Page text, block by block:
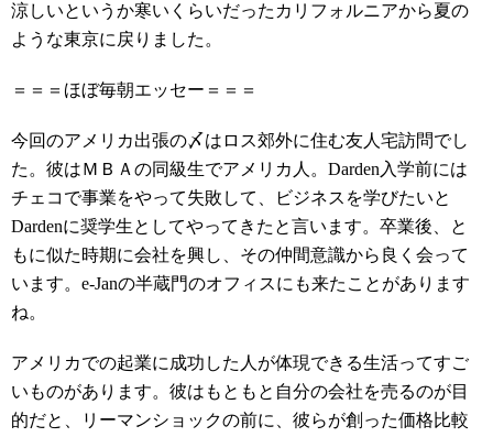
涼しいというか寒いくらいだったカリフォルニアから夏の
ような東京に戻りました。
＝＝＝ほぼ毎朝エッセー＝＝＝
今回のアメリカ出張の〆はロス郊外に住む友人宅訪問でし
た。彼はＭＢＡの同級生でアメリカ人。Darden入学前には
チェコで事業をやって失敗して、ビジネスを学びたいと
Dardenに奨学生としてやってきたと言います。卒業後、と
もに似た時期に会社を興し、その仲間意識から良く会って
います。e-Janの半蔵門のオフィスにも来たことがあります
ね。
アメリカでの起業に成功した人が体現できる生活ってすご
いものがあります。彼はもともと自分の会社を売るのが目
的だと、リーマンショックの前に、彼らが創った価格比較